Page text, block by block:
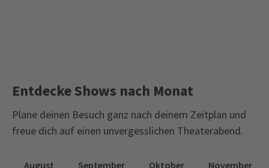
Entdecke Shows nach Monat
Plane deinen Besuch ganz nach deinem Zeitplan und
freue dich auf einen unvergesslichen Theaterabend.
August September Oktober November